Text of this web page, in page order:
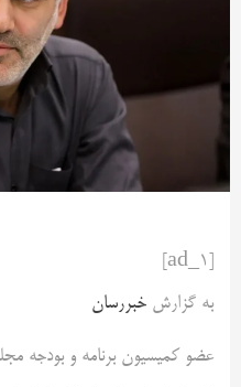
به گزارش خبررسان
عضو کمیسیون برنامه و بودجه